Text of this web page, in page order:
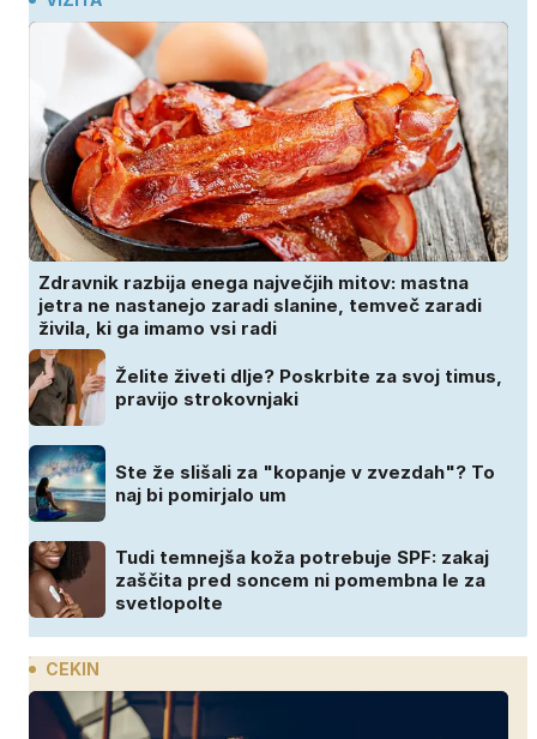
Zdravnik razbija enega največjih mitov: mastna
jetra ne nastanejo zaradi slanine, temveč zaradi
živila, ki ga imamo vsi radi
Želite živeti dlje? Poskrbite za svoj timus,
pravijo strokovnjaki
Ste že slišali za "kopanje v zvezdah"? To
naj bi pomirjalo um
Tudi temnejša koža potrebuje SPF: zakaj
zaščita pred soncem ni pomembna le za
svetlopolte
CEKIN